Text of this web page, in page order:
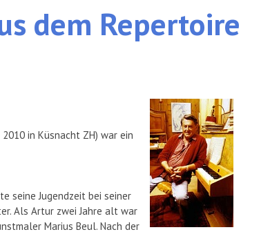
dem Repertoire
in Küsnacht ZH) war ein
seine Jugendzeit bei seiner
Als Artur zwei Jahre alt war
Marius Beul. Nach der